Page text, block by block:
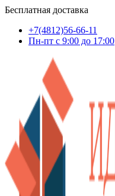
Бесплатная доставка
+7(4812)56-66-11
Пн-пт c 9:00 до 17:00